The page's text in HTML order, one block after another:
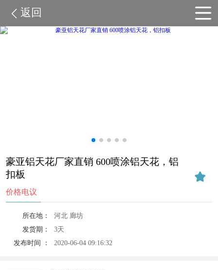
返回
豪亚铝天花厂家直销 600喷涂铝天花，铝
扣板
价格电议
所在地：
河北 廊坊
发货期：
3天
发布时间 ：
2020-06-04 09:16:32